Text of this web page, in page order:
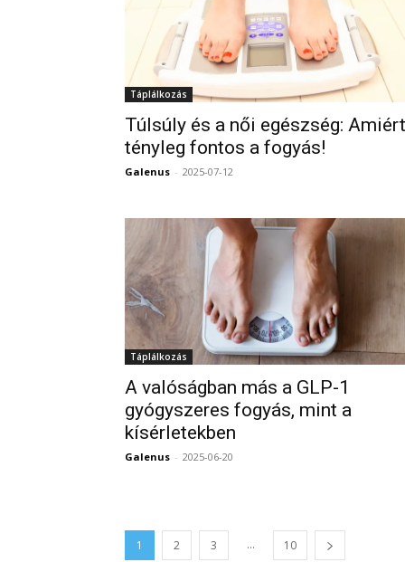
Táplálkozás
Túlsúly és a női egészség: Amiért
tényleg fontos a fogyás!
Galenus - 2025-07-12
Táplálkozás
A valóságban más a GLP-1
gyógyszeres fogyás, mint a
kísérletekben
Galenus - 2025-06-20
1 2 3 ... 10